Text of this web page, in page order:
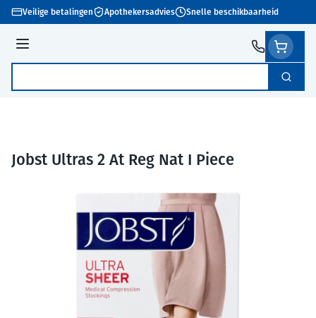
Ga naar de inhoud
Veilige betalingen Apothekersadvies Snelle beschikbaarheid
Menu
Zoek
Jobst Ultras 2 At Reg Nat I Piece